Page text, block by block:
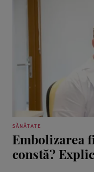
SĂNĂTATE
Embolizarea
constă?